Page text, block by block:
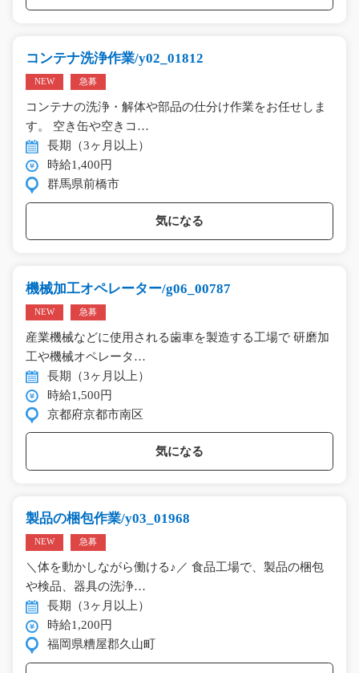
コンテナ洗浄作業/y02_01812
NEW 急募
コンテナの洗浄・解体や部品の仕分け作業をお任せしま
す。 空き缶や空きコ…
長期（3ヶ月以上）
時給1,400円
群馬県前橋市
気になる
機械加工オペレーター/g06_00787
NEW 急募
産業機械などに使用される歯車を製造する工場で 研磨加
工や機械オペレータ…
長期（3ヶ月以上）
時給1,500円
京都府京都市南区
気になる
製品の梱包作業/y03_01968
NEW 急募
＼体を動かしながら働ける♪／ 食品工場で、製品の梱包
や検品、器具の洗浄…
長期（3ヶ月以上）
時給1,200円
福岡県糟屋郡久山町